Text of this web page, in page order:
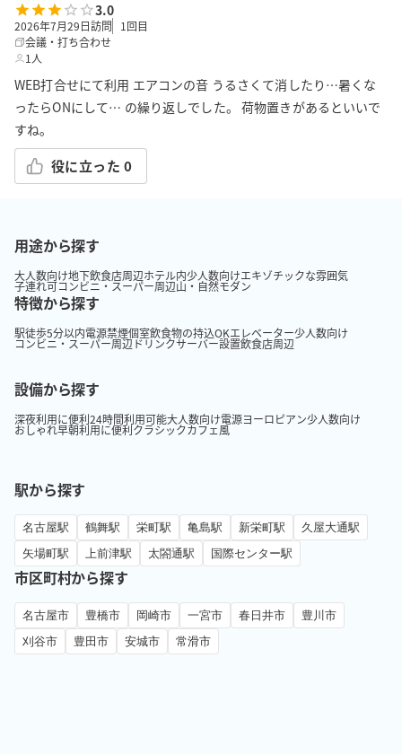
3.0
2026年7月29日訪問 1 回目
会議・打ち合わせ
1人
WEB打合せにて利用 エアコンの音 うるさくて消したり…暑くな
ったらONにして… の繰り返しでした。 荷物置きがあるといいで
すね。
役に立った 0
用途から探す
大人数向け地下飲食店周辺ホテル内少人数向けエキゾチックな雰囲気
子連れ可コンビニ・スーパー周辺山・自然モダン
特徴から探す
駅徒歩5分以内電源禁煙個室飲食物の持込OKエレベーター少人数向け
コンビニ・スーパー周辺ドリンクサーバー設置飲食店周辺
設備から探す
深夜利用に便利24時間利用可能大人数向け電源ヨーロピアン少人数向け
おしゃれ早朝利用に便利クラシックカフェ風
駅から探す
名古屋駅 鶴舞駅 栄町駅 亀島駅 新栄町駅
久屋大通駅
矢場町駅
上前津駅 太閤通駅 国際センター駅
市区町村から探す
名古屋市 豊橋市 岡崎市 一宮市 春日井市
豊川市
刈谷市
豊田市 安城市 常滑市